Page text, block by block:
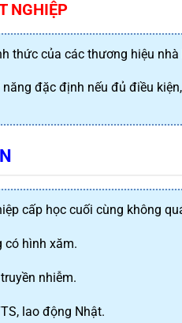
NGHIỆP
thức của các thương hiệu nhà
đặc định nếu đủ điều
cấp học cuối cùng không
có hình xăm.
nhiễm.
lao động Nhật.